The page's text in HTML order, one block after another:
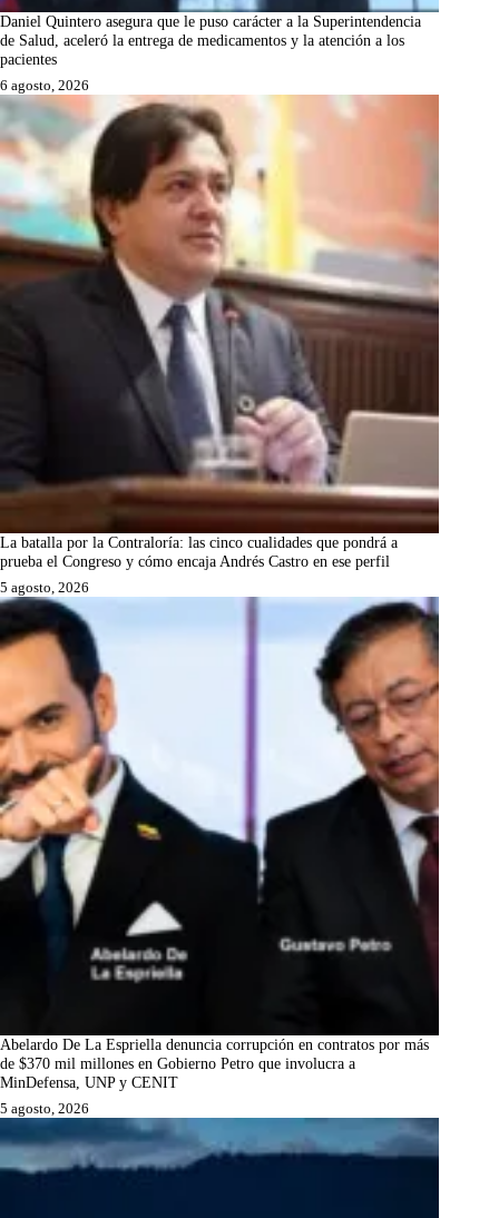
Daniel Quintero asegura que le puso carácter a la Superintendencia
de Salud, aceleró la entrega de medicamentos y la atención a los
pacientes
6 agosto, 2026
La batalla por la Contraloría: las cinco cualidades que pondrá a
prueba el Congreso y cómo encaja Andrés Castro en ese perfil
5 agosto, 2026
Abelardo De La Espriella denuncia corrupción en contratos por más
de $370 mil millones en Gobierno Petro que involucra a
MinDefensa, UNP y CENIT
5 agosto, 2026